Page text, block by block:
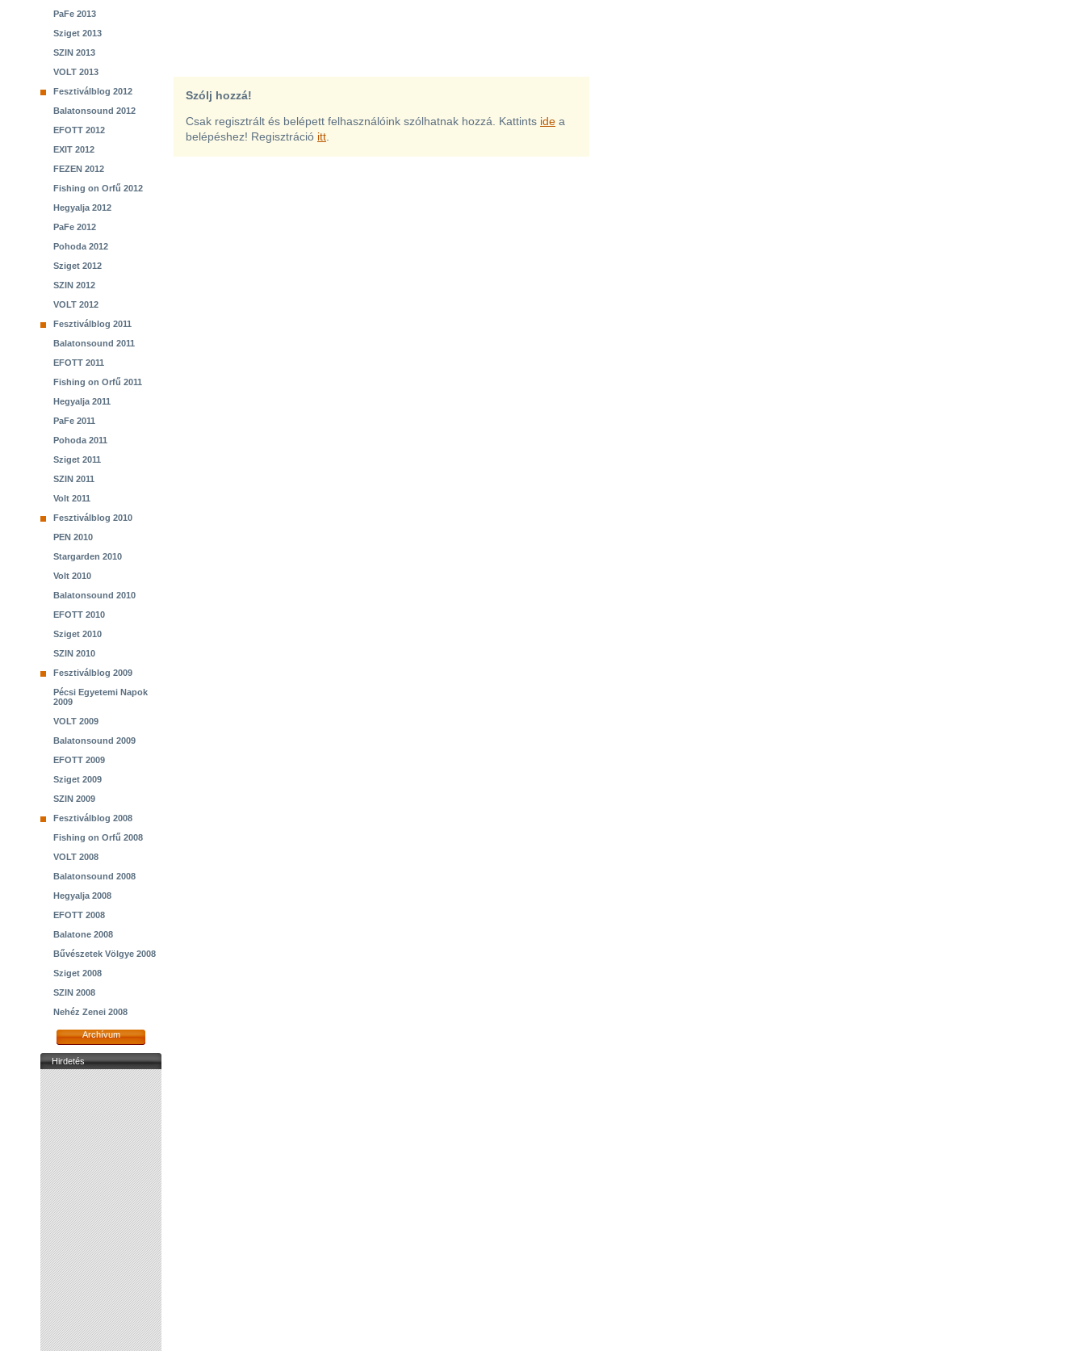
PaFe 2013
Sziget 2013
SZIN 2013
VOLT 2013
Fesztiválblog 2012
Balatonsound 2012
EFOTT 2012
EXIT 2012
FEZEN 2012
Fishing on Orfű 2012
Hegyalja 2012
PaFe 2012
Pohoda 2012
Sziget 2012
SZIN 2012
VOLT 2012
Fesztiválblog 2011
Balatonsound 2011
EFOTT 2011
Fishing on Orfű 2011
Hegyalja 2011
PaFe 2011
Pohoda 2011
Sziget 2011
SZIN 2011
Volt 2011
Fesztiválblog 2010
PEN 2010
Stargarden 2010
Volt 2010
Balatonsound 2010
EFOTT 2010
Sziget 2010
SZIN 2010
Fesztiválblog 2009
Pécsi Egyetemi Napok
2009
VOLT 2009
Balatonsound 2009
EFOTT 2009
Sziget 2009
SZIN 2009
Fesztiválblog 2008
Fishing on Orfű 2008
VOLT 2008
Balatonsound 2008
Hegyalja 2008
EFOTT 2008
Balatone 2008
Bűvészetek Völgye 2008
Sziget 2008
SZIN 2008
Nehéz Zenei 2008
Archívum
Hirdetés
Szólj hozzá!
Csak regisztrált és belépett felhasználóink szólhatnak hozzá. Kattints ide a
belépéshez! Regisztráció itt